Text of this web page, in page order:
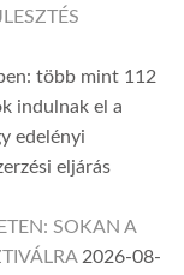
több mint 112
indulnak el a
edelényi
eljárás
SOKAN A
2026-08-